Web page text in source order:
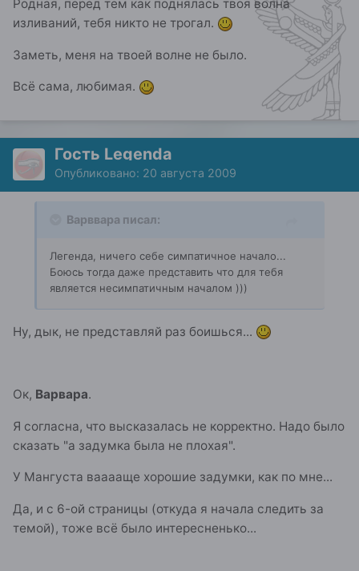
Родная, перед тем как поднялась твоя волна
изливаний, тебя никто не трогал.
Заметь, меня на твоей волне не было.
Всё сама, любимая.
Гость Legenda
Опубликовано: 20 августа 2009
Варввара писал:
Легенда, ничего себе симпатичное начало...
Боюсь тогда даже представить что для тебя
является несимпатичным началом )))
Ну, дык, не представляй раз боишься...
Ок, Варвара.
Я согласна, что высказалась не корректно. Надо было
сказать "а задумка была не плохая".
У Мангуста вааааще хорошие задумки, как по мне...
Да, и с 6-ой страницы (откуда я начала следить за
темой), тоже всё было интересненько...